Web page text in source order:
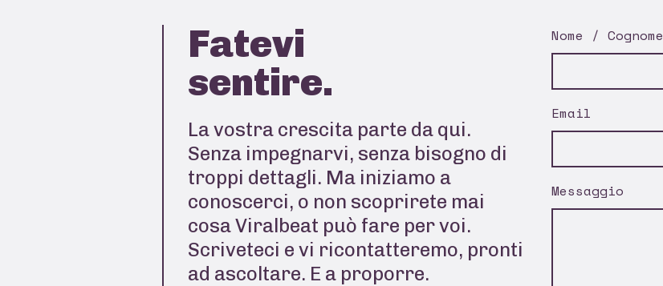
Fatevi
sentire.
La vostra crescita parte da qui.
Senza impegnarvi, senza bisogno di
troppi dettagli. Ma iniziamo a
conoscerci, o non scoprirete mai
cosa Viralbeat può fare per voi.
Scriveteci e vi ricontatteremo, pronti
ad ascoltare. E a proporre.
Nome / Cognome
Email
Messaggio